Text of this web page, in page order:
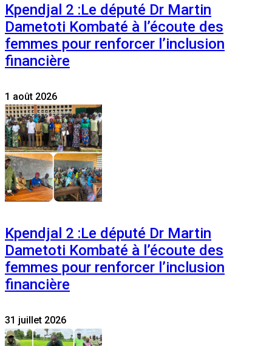
Kpendjal 2 :Le député Dr Martin
Dametoti Kombaté à l’écoute des
femmes pour renforcer l’inclusion
financière
1 août 2026
Kpendjal 2 :Le député Dr Martin
Dametoti Kombaté à l’écoute des
femmes pour renforcer l’inclusion
financière
31 juillet 2026